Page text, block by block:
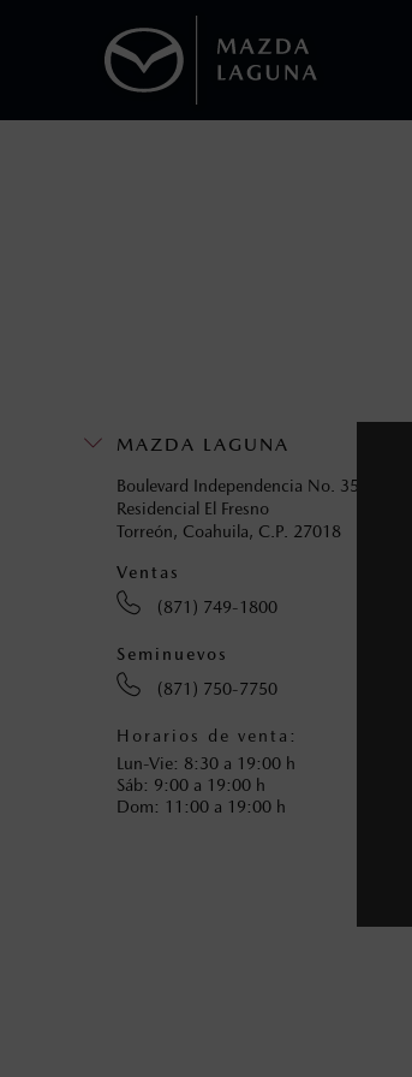
MAZDA LAGUNA
Boulevard Independencia No. 3500 Ote.
Residencial El Fresno
Torreón, Coahuila, C.P. 27018
Ventas
(871) 749-1800
Seminuevos
(871) 750-7750
Horarios de venta:
Lun-Vie: 8:30 a 19:00 h
Sáb: 9:00 a 19:00 h
Dom: 11:00 a 19:00 h